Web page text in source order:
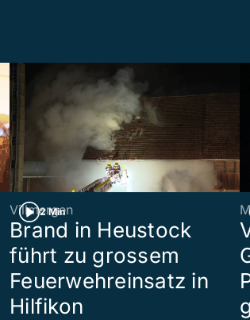
2 Min
Villmergen
Brand in Heustock
führt zu grossem
Feuerwehreinsatz in
Hilfikon